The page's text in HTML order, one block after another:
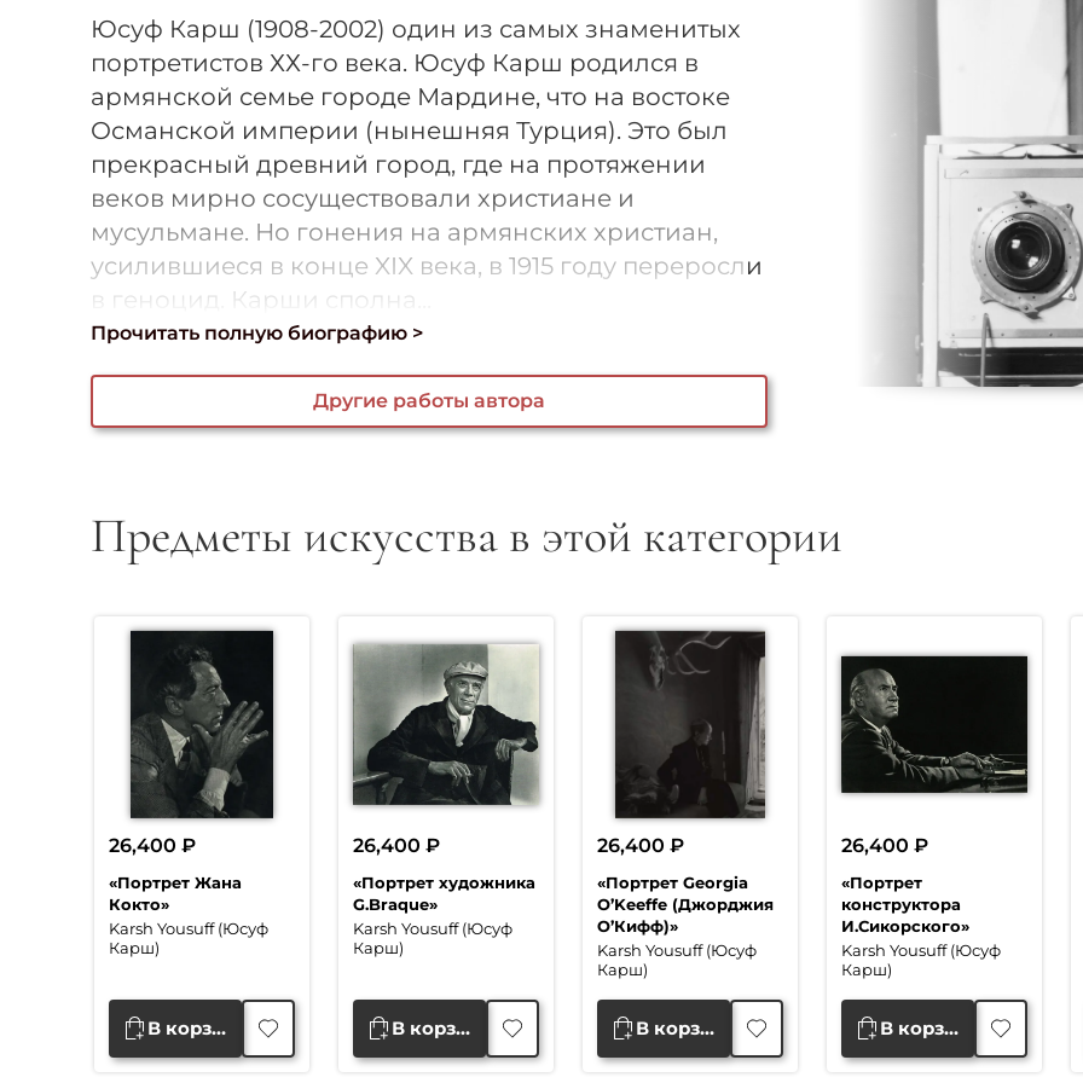
Юсуф Карш (1908-2002) один из самых знаменитых
портретистов ХХ-го века. Юсуф Карш родился в
армянской семье городе Мардине, что на востоке
Османской империи (нынешняя Турция). Это был
прекрасный древний город, где на протяжении
веков мирно сосуществовали христиане и
мусульмане. Но гонения на армянских христиан,
усилившиеся в конце XIX века, в 1915 году переросли
в геноцид. Карши сполна...
Прочитать полную биографию >
Другие работы автора
Предметы искусства в этой категории
«Портрет Жана
Кокто»
Karsh Yousuff (Юсуф
Карш)
26,400₽
В корзину
«Портрет художника
G.Braque»
Karsh Yousuff (Юсуф
Карш)
26,400 ₽
В корзину
«Портрет Georgia
O’Keeffe (Джорджия
О’Кифф)»
Karsh Yousuff (Юсуф
Карш)
26,400 ₽
В корзину
«Портрет
конструктора
И.Сикорского»
Karsh Yousuff (Юсуф
Карш)
26,400 ₽
В корзину